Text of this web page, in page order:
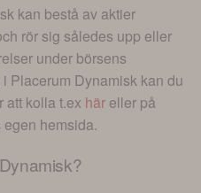
kan bestå av aktier
rör sig således upp eller
under börsens
i Placerum Dynamisk kan du
att kolla t.ex här eller på
egen hemsida.
?